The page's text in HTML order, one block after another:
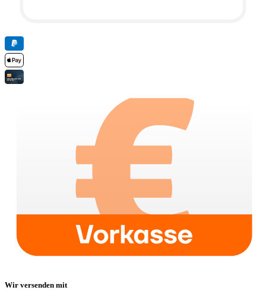
Wir versenden mit